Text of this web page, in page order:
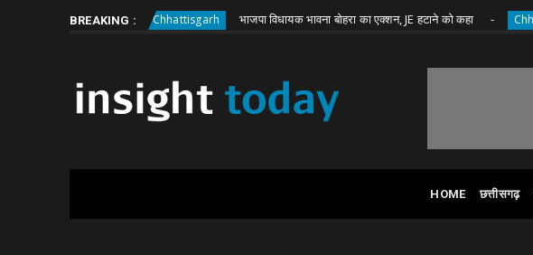
Friday, August 7 About Write for Us
HOME छत्तीसगढ़
BREAKING :
Chhattisgarh भाजपा विधायक भावना बोहरा का एक्शन, JE हटाने को कहा Chhattisgarh